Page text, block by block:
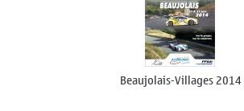
Beaujolais-Villages 2014